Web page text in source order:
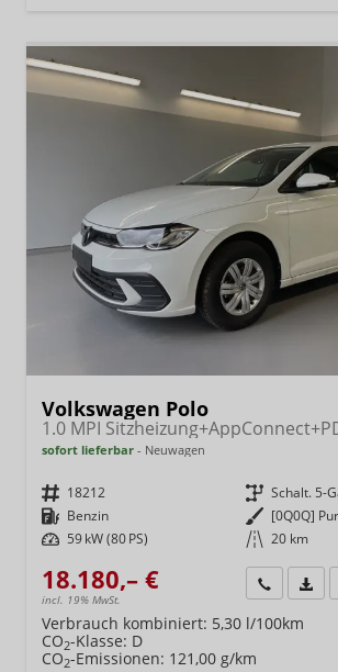
Volkswagen Polo
sofort lieferbar Neuwagen
Fahrzeugnr. 18212 Getriebe Schalt. 5-
Kraftstoff Benzin Außenfarbe [0Q0Q]
Leistung 59 kW (80 PS) Kilometerstand 20 km
18.180,– €
incl. 19% MwSt.
Wir rufen
Verbrauch kombiniert: 5,30 l/100km
CO2-Klasse: D
CO2-Emissionen: 121,00 g/km